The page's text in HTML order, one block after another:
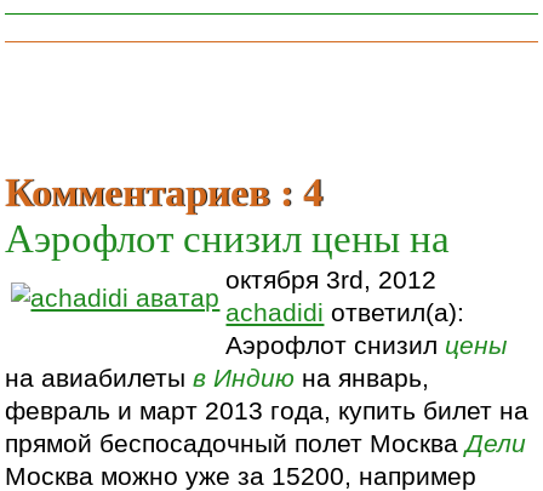
Комментариев : 4
Аэрофлот снизил цены на
октября 3rd, 2012
achadidi ответил(а):
Аэрофлот снизил цены
на авиабилетыв Индию на январь,
февраль и март 2013 года, купить билет на
прямой беспосадочный полет МоскваДели
Москва можно уже за 15200, например